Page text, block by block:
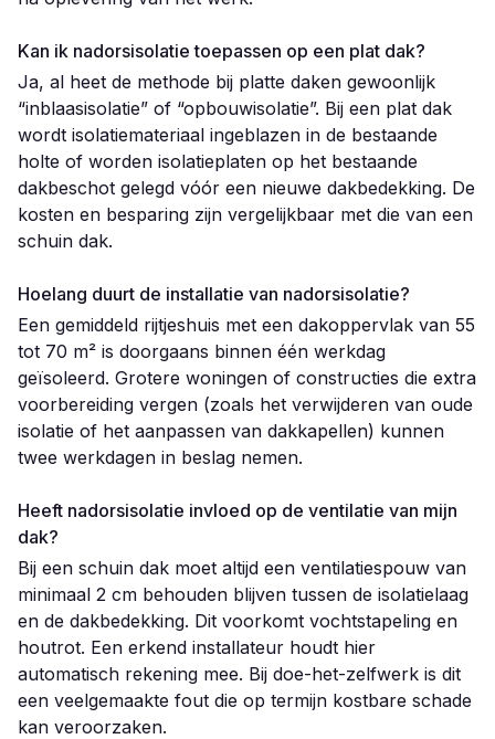
Kan ik nadorsisolatie toepassen op een plat dak?
Ja, al heet de methode bij platte daken gewoonlijk
“inblaasisolatie” of “opbouwisolatie”. Bij een plat dak
wordt isolatiemateriaal ingeblazen in de bestaande
holte of worden isolatieplaten op het bestaande
dakbeschot gelegd vóór een nieuwe dakbedekking. De
kosten en besparing zijn vergelijkbaar met die van een
schuin dak.
Hoelang duurt de installatie van nadorsisolatie?
Een gemiddeld rijtjeshuis met een dakoppervlak van 55
tot 70 m² is doorgaans binnen één werkdag
geïsoleerd. Grotere woningen of constructies die extra
voorbereiding vergen (zoals het verwijderen van oude
isolatie of het aanpassen van dakkapellen) kunnen
twee werkdagen in beslag nemen.
Heeft nadorsisolatie invloed op de ventilatie van mijn
dak?
Bij een schuin dak moet altijd een ventilatiespouw van
minimaal 2 cm behouden blijven tussen de isolatielaag
en de dakbedekking. Dit voorkomt vochtstapeling en
houtrot. Een erkend installateur houdt hier
automatisch rekening mee. Bij doe-het-zelfwerk is dit
een veelgemaakte fout die op termijn kostbare schade
kan veroorzaken.